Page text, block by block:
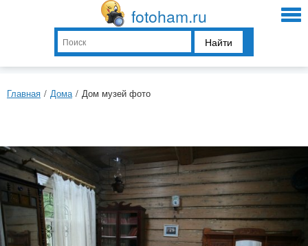
fotoham.ru
Найти
Главная / Дома / Дом музей фото